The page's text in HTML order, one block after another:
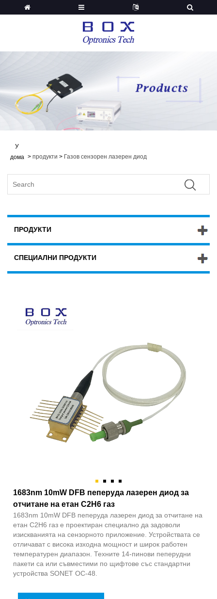
У
дома > продукти > Газов сензорен лазерен диод
ПРОДУКТИ
СПЕЦИАЛНИ ПРОДУКТИ
1683nm 10mW DFB пеперуда лазерен диод за
отчитане на етан C2H6 газ
1683nm 10mW DFB пеперуда лазерен диод за отчитане на
етан C2H6 газ е проектиран специално да задоволи
изискванията на сензорното приложение. Устройствата се
отличават с висока изходна мощност и широк работен
температурен диапазон. Техните 14-пинови пеперудни
пакети са или съвместими по щифтове със стандартни
устройства SONET OC-48.